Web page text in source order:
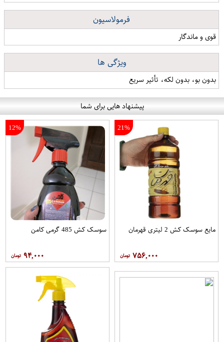
فرمولاسیون
قوی و ماندگار
ویژگی ها
بدون بو، بدون لکه، تأثیر سریع
پیشنهاد هایی برای شما
21%
مایع سوسک کش 2 لیتری قهرمان
۷۵۶,۰۰۰
12%
سوسک کش 485 گرمی کامن
۹۴,۰۰۰